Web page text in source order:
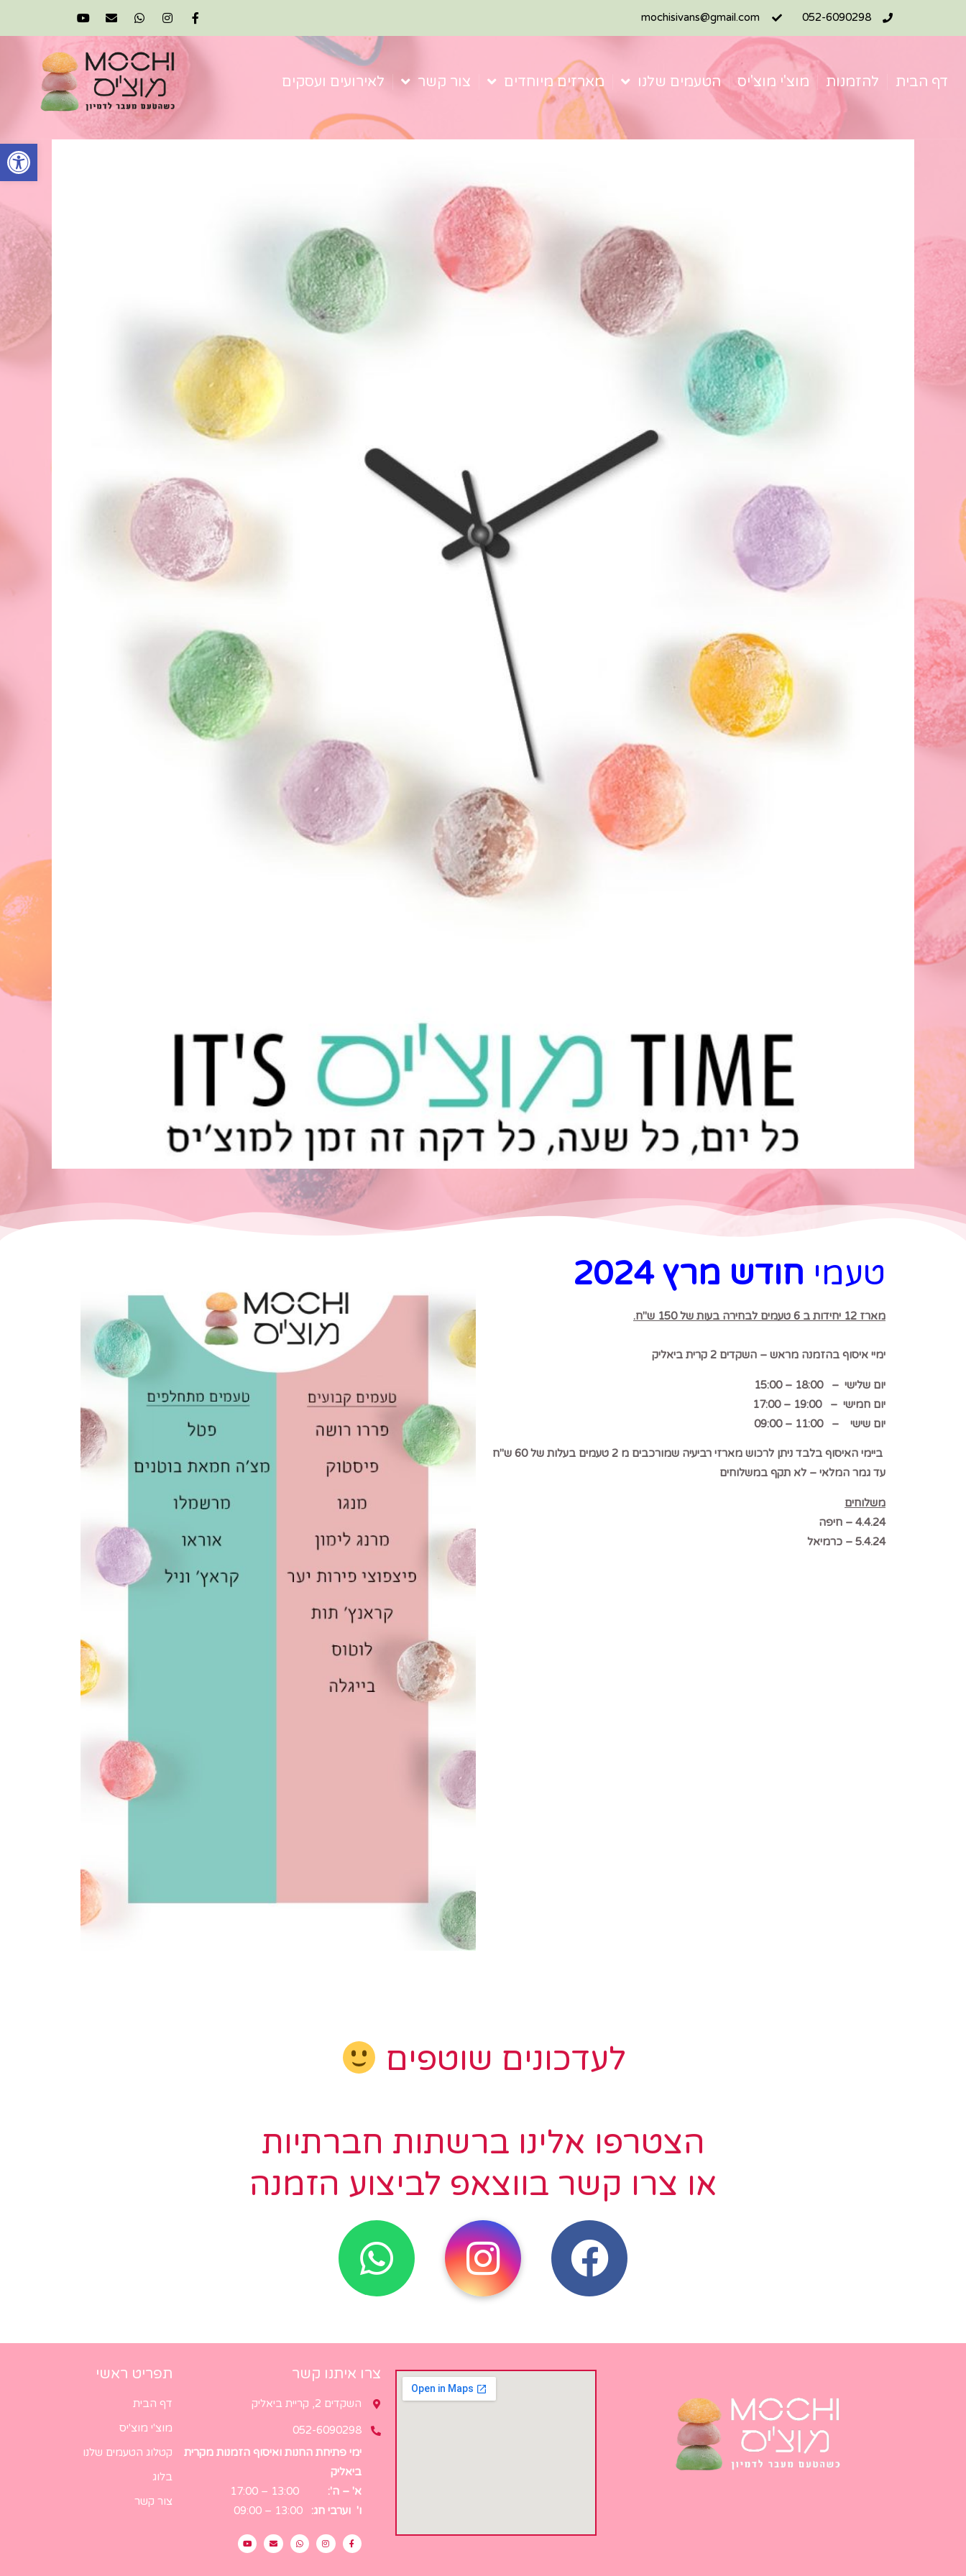
052-6090298
mochisivans@gmail.com
דף הבית להזמנות מוצ'י מוצ'יס הטעמים שלנו מארזים מיוחדים צור קשר לאירועים ועסקים
טעמי חודש מרץ 2024
מארז 12 יחידות ב 6 טעמים לבחירה בעות של 150 ש"ח.
ימיי איסוף בהזמנה מראש – השקדים 2 קרית ביאליק
יום שלישי – 18:00 – 15:00
יום חמישי – 19:00 – 17:00
יום שישי – 11:00 – 09:00
ביימי האיסוף בלבד ניתן לרכוש מארזי רביעיה שמורכבים מ 2 טעמים בעלות של 60 ש"ח
עד גמר המלאי – לא תקף במשלוחים
משלוחים
4.4.24 – חיפה
5.4.24 – כרמיאל
לעדכונים שוטפים
הצטרפו אלינו ברשתות חברתיות
או צרו קשר בווצאפ לביצוע הזמנה
צרו איתנו קשר
השקדים 2, קריית ביאליק
052-6090298
ימי פתיחת החנות ואיסוף הזמנות מקרית
ביאליק
א' – ה':
ו' וערבי חג:
תפריט ראשי
דף הבית
מוצ'י מוצ'יס
קטלוג הטעמים שלנו
בלוג
צור קשר